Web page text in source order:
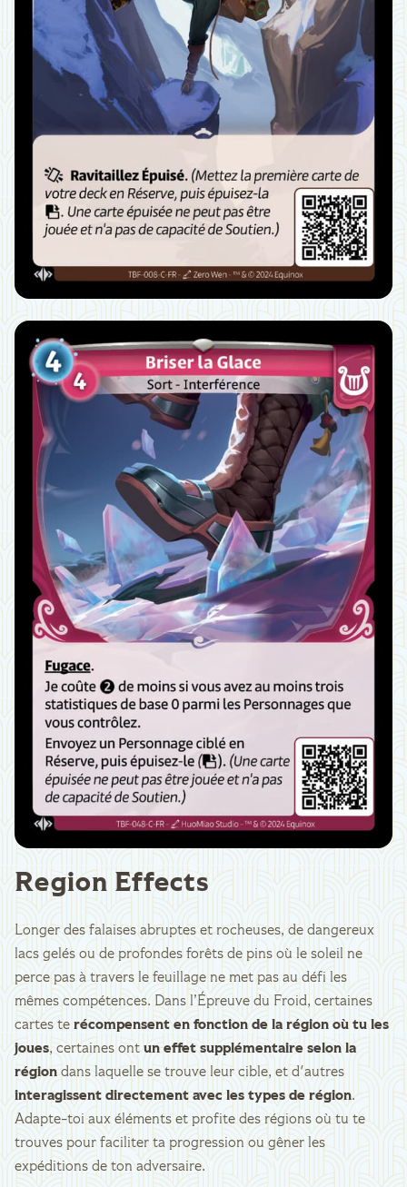
Region Effects
Longer des falaises abruptes et rocheuses, de dangereux
lacs gelés ou de profondes forêts de pins où le soleil ne
perce pas à travers le feuillage ne met pas au défi les
mêmes compétences. Dans l’Épreuve du Froid, certaines
cartes te récompensent en fonction de la région où tu les
joues, certaines ontun effet supplémentaire selon la
régiondans laquelle se trouve leur cible, et d'autres
interagissent directement avec les types de région.
Adapte-toi aux éléments et profite des régions où tu te
trouves pour faciliter ta progression ou gêner les
expéditions de ton adversaire.